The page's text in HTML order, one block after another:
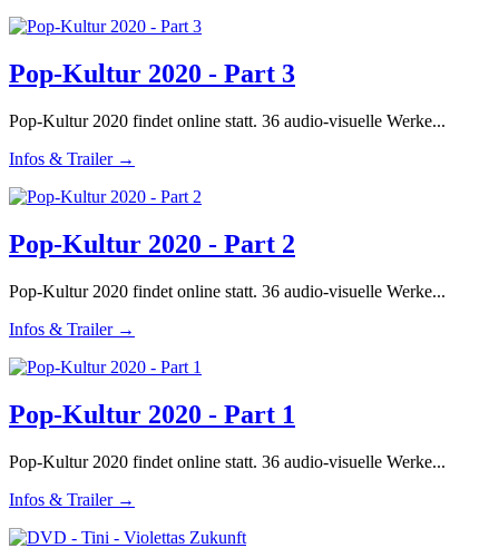
Pop-Kultur 2020 - Part 3
Pop-Kultur 2020 findet online statt. 36 audio-visuelle Werke...
Infos & Trailer →
Pop-Kultur 2020 - Part 2
Pop-Kultur 2020 findet online statt. 36 audio-visuelle Werke...
Infos & Trailer →
Pop-Kultur 2020 - Part 1
Pop-Kultur 2020 findet online statt. 36 audio-visuelle Werke...
Infos & Trailer →